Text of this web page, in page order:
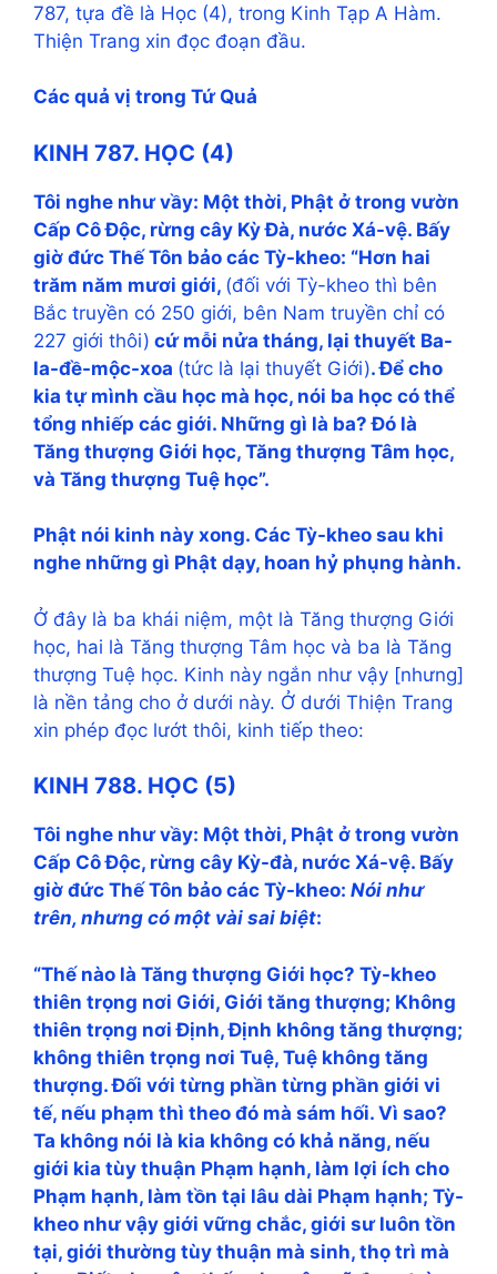
787, tựa đề là Học (4), trong Kinh Tạp A Hàm.
Thiện Trang xin đọc đoạn đầu.
Các quả vị trong Tứ Quả
KINH 787. HỌC (4)
Tôi nghe như vầy: Một thời, Phật ở trong vườn
Cấp Cô Độc, rừng cây Kỳ Đà, nước Xá-vệ. Bấy
giờ đức Thế Tôn bảo các Tỳ-kheo: “Hơn hai
trăm năm mươi giới, (đối với Tỳ-kheo thì bên
Bắc truyền có 250 giới, bên Nam truyền chỉ có
227 giới thôi) cứ mỗi nửa tháng, lại thuyết Ba-
la-đề-mộc-xoa (tức là lại thuyết Giới). Để cho
kia tự mình cầu học mà học, nói ba học có thể
tổng nhiếp các giới. Những gì là ba? Đó là
Tăng thượng Giới học, Tăng thượng Tâm học,
và Tăng thượng Tuệ học”.
Phật nói kinh này xong. Các Tỳ-kheo sau khi
nghe những gì Phật dạy, hoan hỷ phụng hành.
Ở đây là ba khái niệm, một là Tăng thượng Giới
học, hai là Tăng thượng Tâm học và ba là Tăng
thượng Tuệ học. Kinh này ngắn như vậy [nhưng]
là nền tảng cho ở dưới này. Ở dưới Thiện Trang
xin phép đọc lướt thôi, kinh tiếp theo:
KINH 788. HỌC (5)
Tôi nghe như vầy: Một thời, Phật ở trong vườn
Cấp Cô Độc, rừng cây Kỳ-đà, nước Xá-vệ. Bấy
giờ đức Thế Tôn bảo các Tỳ-kheo: Nói như
trên, nhưng có một vài sai biệt:
“Thế nào là Tăng thượng Giới học? Tỳ-kheo
thiên trọng nơi Giới, Giới tăng thượng; Không
thiên trọng nơi Định, Định không tăng thượng;
không thiên trọng nơi Tuệ, Tuệ không tăng
thượng. Đối với từng phần từng phần giới vi
tế, nếu phạm thì theo đó mà sám hối. Vì sao?
Ta không nói là kia không có khả năng, nếu
giới kia tùy thuận Phạm hạnh, làm lợi ích cho
Phạm hạnh, làm tồn tại lâu dài Phạm hạnh; Tỳ-
kheo như vậy giới vững chắc, giới sư luôn tồn
tại, giới thường tùy thuận mà sinh, thọ trì mà